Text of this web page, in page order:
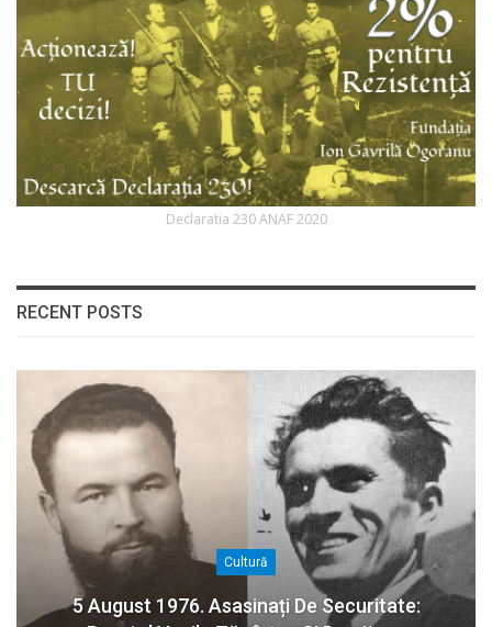
Declaratia 230 ANAF 2020
RECENT POSTS
Cultură
5 August 1976. Asasinați De Securitate: